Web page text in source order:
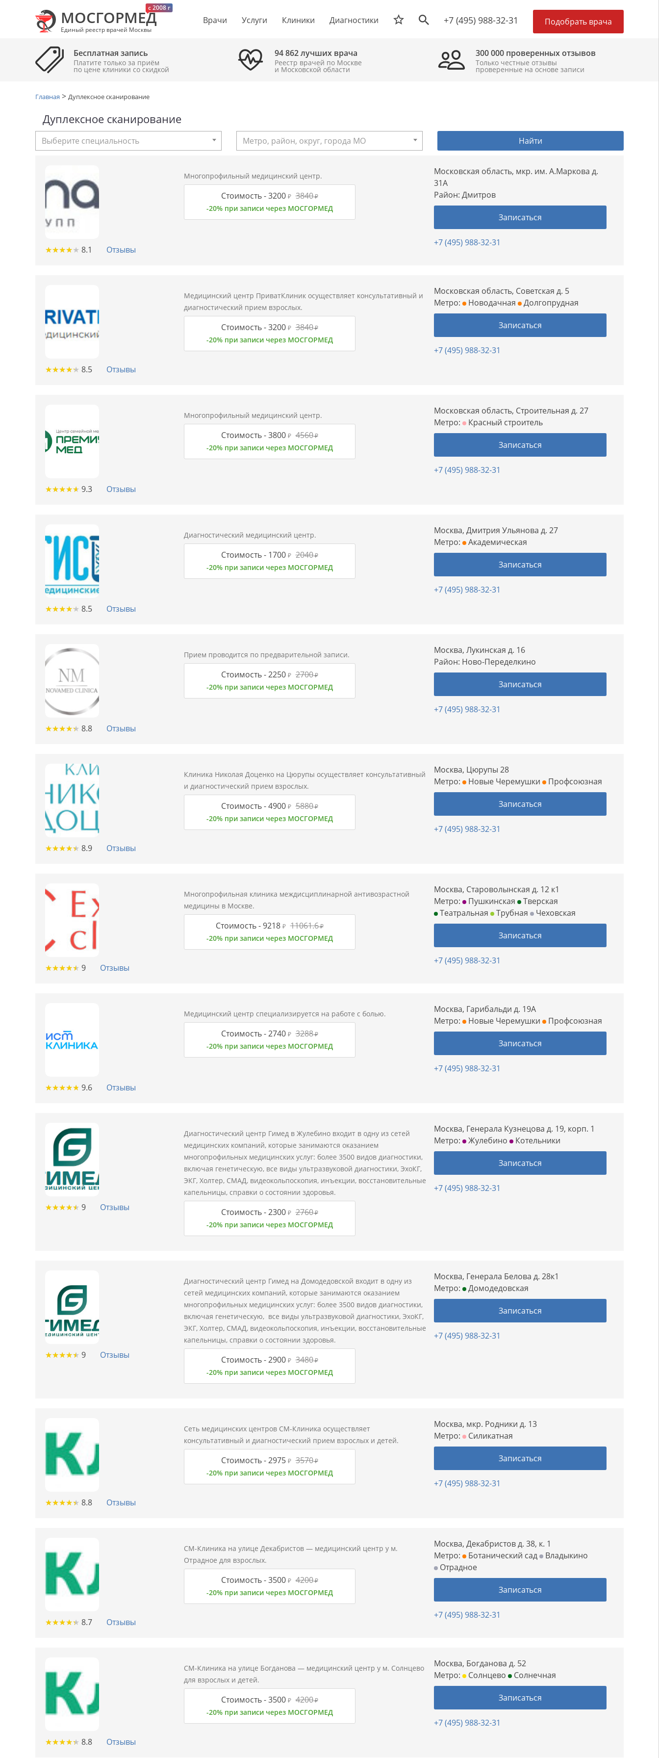
c 2008 г
МОСГОРМЕД
Единый реестр врачей Москвы
Врачи Услуги Клиники Диагностики +7 (495) 988-32-31 Подобрать врача
Бесплатная запись
Платите только за приём
по цене клиники cо скидкой
94 862 лучших врача
Реестр врачей по Москве
и Московской области
300 000 проверенных отзывов
Только честные отзывы
проверенные на основе записи
Главная > Дуплексное сканирование
Дуплексное сканирование
Выберите специальность Метро, район, округ, города МО Найти
★★★★★
★★★★★ 8.1 Отзывы
Многопрофильный медицинский центр.
Стоимость -3200 ₽ 3840₽
-20% при записи через МОСГОРМЕД
Московская область, мкр. им. А.Маркова д.
31А
Район:Дмитров
Записаться
+7 (495) 988-32-31
★★★★★
★★★★★ 8.5 Отзывы
Медицинский центр ПриватКлиник осуществляет консультативный и
диагностический прием взрослых.
Стоимость -3200 ₽ 3840₽
-20% при записи через МОСГОРМЕД
Московская область, Советская д. 5
Метро: Новодачная Долгопрудная
Записаться
+7 (495) 988-32-31
★★★★★
★★★★★ 9.3 Отзывы
Многопрофильный медицинский центр.
Стоимость -3800 ₽ 4560₽
-20% при записи через МОСГОРМЕД
Московская область, Строительная д. 27
Метро: Красный строитель
Записаться
+7 (495) 988-32-31
★★★★★
★★★★★ 8.5 Отзывы
Диагностический медицинский центр.
Стоимость -1700 ₽ 2040₽
-20% при записи через МОСГОРМЕД
Москва, Дмитрия Ульянова д. 27
Метро: Академическая
Записаться
+7 (495) 988-32-31
★★★★★
★★★★★ 8.8 Отзывы
Прием проводится по предварительной записи.
Стоимость -2250 ₽ 2700₽
-20% при записи через МОСГОРМЕД
Москва, Лукинская д. 16
Район: Ново-Переделкино
Записаться
+7 (495) 988-32-31
★★★★★
★★★★★ 8.9 Отзывы
Клиника Николая Доценко на Цюрупы осуществляет консультативный
и диагностический прием взрослых.
Стоимость -4900 ₽ 5880₽
-20% при записи через МОСГОРМЕД
Москва, Цюрупы 28
Метро: Новые Черемушки Профсоюзная
Записаться
+7 (495) 988-32-31
★★★★★
★★★★★ 9 Отзывы
Многопрофильная клиника междисциплинарной антивозрастной
медицины в Москве.
Стоимость -9218 ₽ 11061.6₽
-20% при записи через МОСГОРМЕД
Москва, Староволынская д. 12 к1
Метро: Пушкинская
Тверская
Театральная
Трубная Чеховская
Записаться
+7 (495) 988-32-31
★★★★★
★★★★★ 9.6 Отзывы
Медицинский центр специализируется на работе с болью.
Стоимость -2740 ₽ 3288₽
-20% при записи через МОСГОРМЕД
Москва, Гарибальди д. 19А
Метро: Новые Черемушки Профсоюзная
Записаться
+7 (495) 988-32-31
★★★★★
★★★★★ 9 Отзывы
Диагностический центр Гимед в Жулебино входит в одну из сетей
медицинских компаний, которые занимаются оказанием
многопрофильных медицинских услуг: более 3500 видов диагностики,
включая генетическую, все виды ультразвуковой диагностики, ЭхоКГ,
ЭКГ, Холтер, СМАД, видеокольпоскопия, инъекции, восстановительные
капельницы, справки о состоянии здоровья.
Стоимость -2300 ₽ 2760₽
-20% при записи через МОСГОРМЕД
Москва, Генерала Кузнецова д. 19, корп. 1
Метро: Жулебино Котельники
Записаться
+7 (495) 988-32-31
★★★★★
★★★★★ 9 Отзывы
Диагностический центр Гимед на Домодедовской входит в одну из
сетей медицинских компаний, которые занимаются оказанием
многопрофильных медицинских услуг: более 3500 видов диагностики,
включая генетическую, все виды ультразвуковой диагностики, ЭхоКГ,
ЭКГ, Холтер, СМАД, видеокольпоскопия, инъекции, восстановительные
капельницы, справки о состоянии здоровья.
Стоимость -2900 ₽ 3480₽
-20% при записи через МОСГОРМЕД
Москва, Генерала Белова д. 28к1
Метро: Домодедовская
Записаться
+7 (495) 988-32-31
★★★★★
★★★★★ 8.8 Отзывы
Сеть медицинских центров СМ-Клиника осуществляет
консультативный и диагностический прием взрослых и детей.
Стоимость -2975 ₽ 3570₽
-20% при записи через МОСГОРМЕД
Москва, мкр. Родники д. 13
Метро: Силикатная
Записаться
+7 (495) 988-32-31
★★★★★
★★★★★ 8.7 Отзывы
СМ-Клиника на улице Декабристов — медицинский центр у м.
Отрадное для взрослых.
Стоимость -3500 ₽ 4200₽
-20% при записи через МОСГОРМЕД
Москва, Декабристов д. 38, к. 1
Метро: Ботанический сад
Владыкино
Отрадное
Записаться
+7 (495) 988-32-31
★★★★★
★★★★★ 8.8 Отзывы
СМ-Клиника на улице Богданова — медицинский центр у м. Солнцево
для взрослых и детей.
Стоимость -3500 ₽ 4200₽
-20% при записи через МОСГОРМЕД
Москва, Богданова д. 52
Метро: Солнцево Солнечная
Записаться
+7 (495) 988-32-31